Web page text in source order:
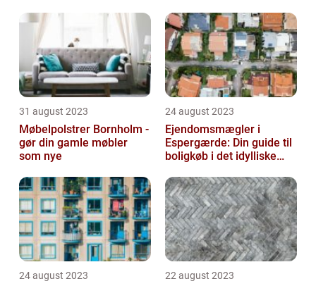
31 august 2023
Møbelpolstrer Bornholm -
gør din gamle møbler
som nye
24 august 2023
Ejendomsmægler i
Espergærde: Din guide til
boligkøb i det idylliske
24 august 2023 22 august 2023